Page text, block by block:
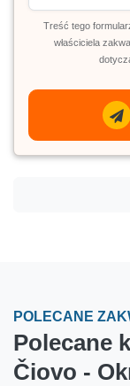
Treść tego
właściciela
POLECANE
Polecane
Čiovo -